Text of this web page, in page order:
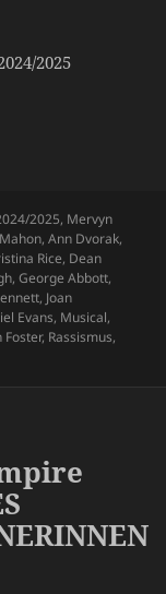
2025
2025, Mervyn
,Ann Dvorak,
Rice, Dean
,George Abbott,
, Joan
Evans, Musical,
Foster, Rassismus,